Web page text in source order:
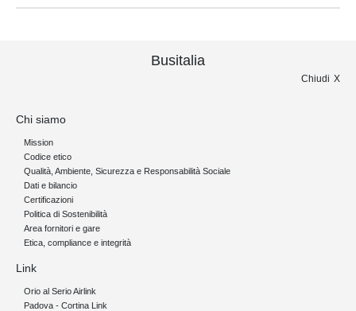
Busitalia
Chiudi
Chi siamo
Mission
Codice etico
Qualità, Ambiente, Sicurezza e Responsabilità Sociale
Dati e bilancio
Certificazioni
Politica di Sostenibilità
Area fornitori e gare
Etica, compliance e integrità
Link
Orio al Serio Airlink
Padova - Cortina Link